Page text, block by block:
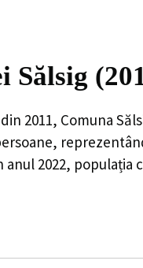
2011, Comuna
2022, populația